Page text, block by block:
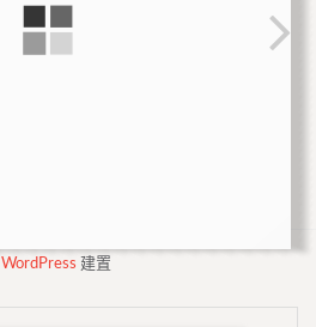
WordPress 建置